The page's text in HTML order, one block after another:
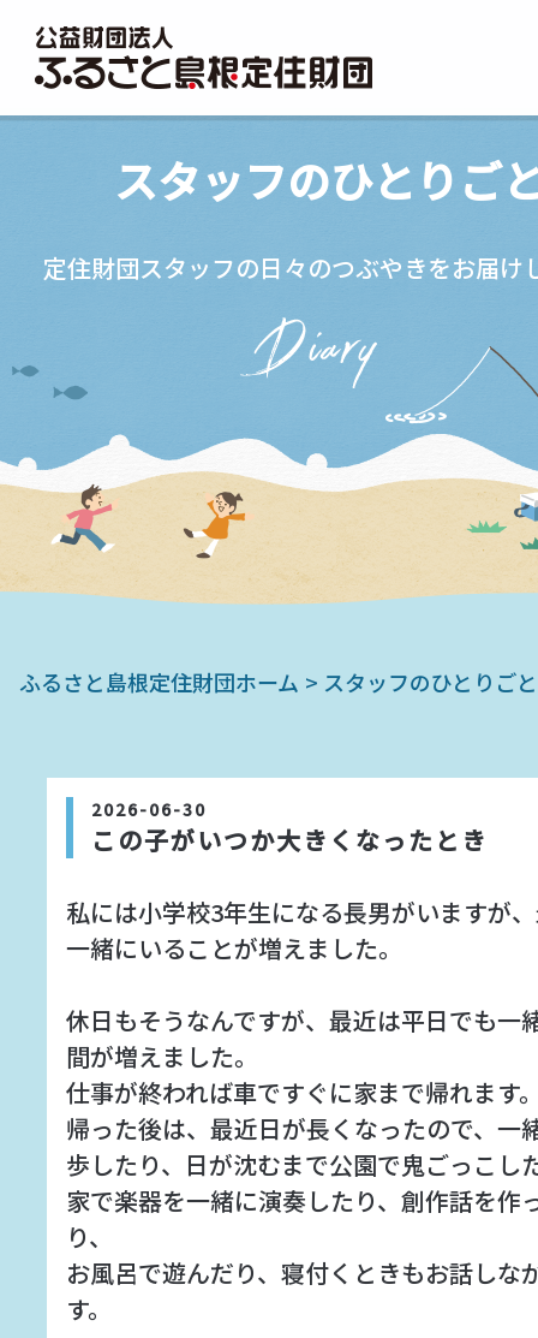
私たちが目指す姿
スタッフのひとりごと
学生の就職支援
地域づくり支援
採用情報
入札情報
サイトマップ
お問い合わせ
スタッフのひとりご
定住財団スタッフの日々のつぶやきをお届け
ふるさと島根定住財団ホーム スタッフのひとりごと
2026-06-30
この子がいつか大きくなったとき
私には小学校3年生になる長男がいますが
一緒にいることが増えました。
休日もそうなんですが、最近は平日でも一
間が増えました。
仕事が終われば車ですぐに家まで帰れます
帰った後は、最近日が長くなったので、一
歩したり、日が沈むまで公園で鬼ごっこし
家で楽器を一緒に演奏したり、創作話を作
り、
お風呂で遊んだり、寝付くときもお話しな
す。